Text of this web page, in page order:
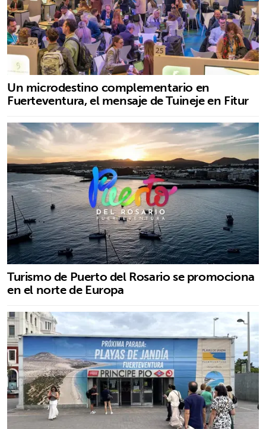
Un microdestino complementario en
Fuerteventura, el mensaje de Tuineje en Fitur
Turismo de Puerto del Rosario se promociona
en el norte de Europa